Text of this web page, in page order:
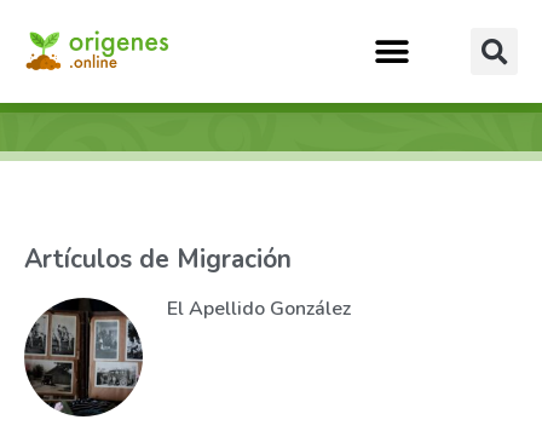
Artículos de Migración
El Apellido González